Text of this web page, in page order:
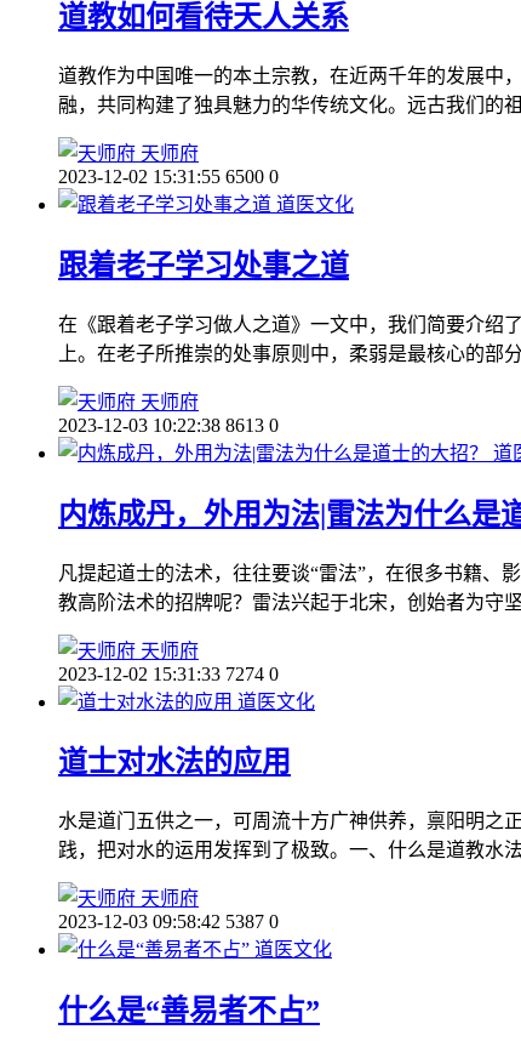
道教如何看待天人关系
道教作为中国唯一的本土宗教，在近两千年的发展中
融，共同构建了独具魅力的华传统文化。远古我们的
天师府
2023-12-02 15:31:55 6500 0
道医文化
跟着老子学习处事之道
在《跟着老子学习做人之道》一文中，我们简要介绍
上。在老子所推崇的处事原则中，柔弱是最核心的部
天师府
2023-12-03 10:22:38 8613 0
道
内炼成丹，外用为法|雷法为什么是
凡提起道士的法术，往往要谈“雷法”，在很多书籍、
教高阶法术的招牌呢？雷法兴起于北宋，创始者为守
天师府
2023-12-02 15:31:33 7274 0
道医文化
道士对水法的应用
水是道门五供之一，可周流十方广神供养，禀阳明之
践，把对水的运用发挥到了极致。一、什么是道教水
天师府
2023-12-03 09:58:42 5387 0
道医文化
什么是“善易者不占”